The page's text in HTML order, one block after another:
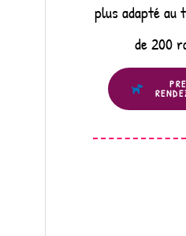
plus adapté
de 200